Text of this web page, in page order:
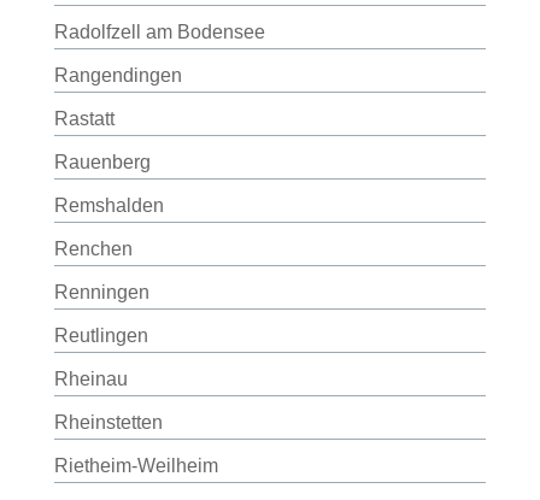
Radolfzell am Bodensee
Rangendingen
Rastatt
Rauenberg
Remshalden
Renchen
Renningen
Reutlingen
Rheinau
Rheinstetten
Rietheim-Weilheim